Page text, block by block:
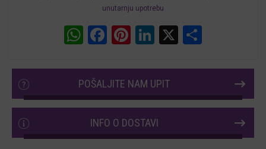
unutarnju upotrebu
WhatsApp
Facebook
Pinterest
LinkedIn
X
POŠALJITE NAM UPIT
INFO O DOSTAVI